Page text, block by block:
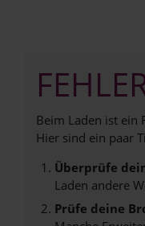
Beim Laden ist ein
Hier sind ein paar
Überprüfe
Laden andere
Prüfe deine